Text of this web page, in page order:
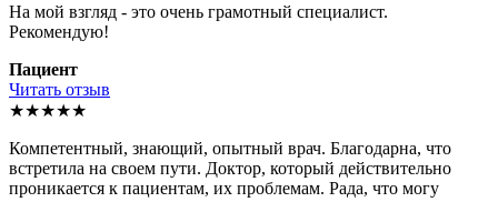
На мой взгляд - это очень грамотный специалист.
Рекомендую!
Пациент
Читать отзыв
★★★★★
Компетентный, знающий, опытный врач. Благодарна, что
встретила на своем пути. Доктор, который действительно
проникается к пациентам, их проблемам. Рада, что могу